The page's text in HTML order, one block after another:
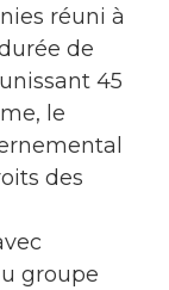
réuni à
de
45
le
des
groupe